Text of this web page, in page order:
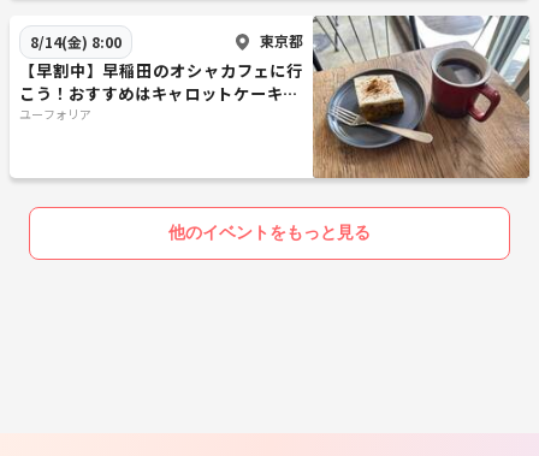
8/14(金) 8:00 東京都
【早割中】早稲田のオシャカフェに行
こう！おすすめはキャロットケーキ🦊
🦊
ユーフォリア
他のイベントをもっと見る